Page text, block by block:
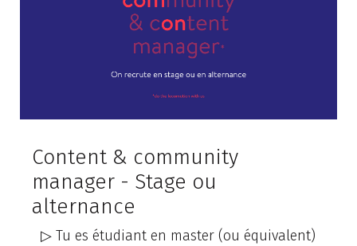
Content & community
manager - Stage ou
alternance
Tu es étudiant en master (ou équivalent)